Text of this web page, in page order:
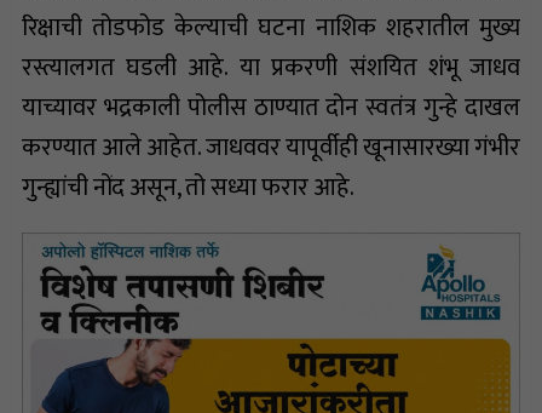
रिक्षाची तोडफोड केल्याची घटना नाशिक शहरातील मुख्य
रस्त्यालगत घडली आहे. या प्रकरणी संशयित शंभू जाधव
याच्यावर भद्रकाली पोलीस ठाण्यात दोन स्वतंत्र गुन्हे दाखल
करण्यात आले आहेत. जाधववर यापूर्वीही खूनासारख्या गंभीर
गुन्ह्यांची नोंद असून, तो सध्या फरार आहे.